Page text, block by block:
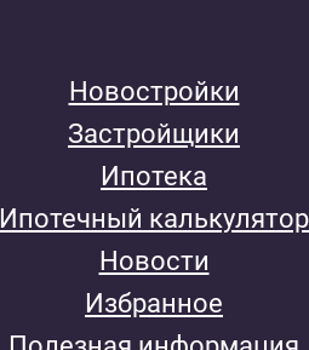
Новостройки
Застройщики
Ипотека
Ипотечный калькулятор
Новости
Избранное